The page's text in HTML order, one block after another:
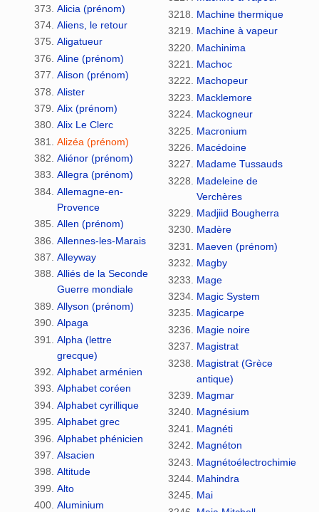
Alicia (prénom)
Aliens, le retour
Aligatueur
Aline (prénom)
Alison (prénom)
Alister
Alix (prénom)
Alix Le Clerc
Alizéa (prénom)
Aliénor (prénom)
Allegra (prénom)
Allemagne-en-
Provence
Allen (prénom)
Allennes-les-Marais
Alleyway
Alliés de la Seconde
Guerre mondiale
Allyson (prénom)
Alpaga
Alpha (lettre
grecque)
Alphabet arménien
Alphabet coréen
Alphabet cyrillique
Alphabet grec
Alphabet phénicien
Alsacien
Altitude
Alto
Aluminium
Machine thermique
Machine à vapeur
Machinima
Machoc
Machopeur
Macklemore
Mackogneur
Macronium
Macédoine
Madame Tussauds
Madeleine de
Verchères
Madjiid Bougherra
Madère
Maeven (prénom)
Magby
Mage
Magic System
Magicarpe
Magie noire
Magistrat
Magistrat (Grèce
antique)
Magmar
Magnésium
Magnéti
Magnéton
Magnétoélectrochimie
Mahindra
Mai